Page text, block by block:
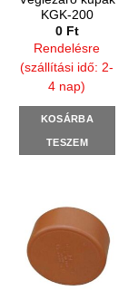
KGK-200
0 Ft
Rendelésre
(szállítási idő: 2-
4 nap)
KOSÁRBA
TESZEM